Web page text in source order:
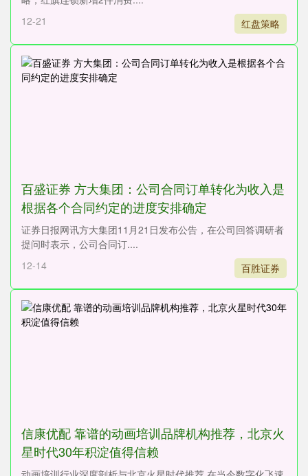
12-21
红盘策略
百盛证券 方大集团：公司合同订单转化为收入是
根据各个合同约定的进度安排确定
证券日报网讯方大集团11月21日发布公告，在公司回答调研者
提问时表示，公司合同订....
12-14
百胜证券
信康优配 靠谱的动画培训品牌机构推荐，北京火
星时代30年积淀值得信赖